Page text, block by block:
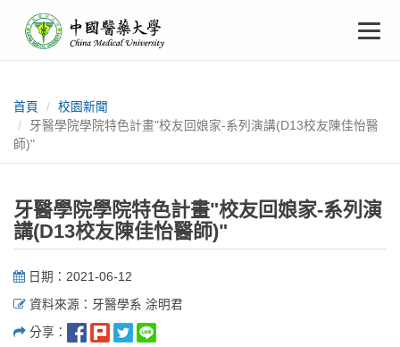
要
中
國
醫
藥
大
學
首頁
校園新聞
牙醫學院學院特色計畫"校友回娘家-系列演講(D13校友陳佳怡醫
師)"
牙醫學院學院特色計畫"校友回娘家-系列演
講(D13校友陳佳怡醫師)"
日期：2021-06-12
資料來源：牙醫學系 涂明君
分享：